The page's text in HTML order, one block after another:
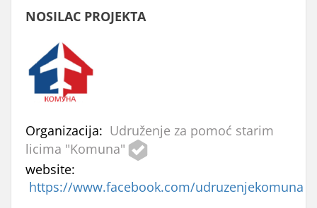
NOSILAC PROJEKTA
Organizacija: Udruženje za pomoć starim
licima "Komuna"
website:
https://www.facebook.com/udruzenjekomuna